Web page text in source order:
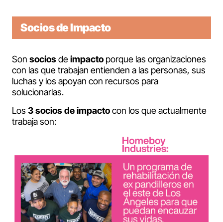
Socios de Impacto
Son sociosdeimpacto porque las organizaciones
con las que trabajan entienden a las personas, sus
luchas y los apoyan con recursos para
solucionarlas.
Los 3 socios de impactocon los que actualmente
trabaja son: